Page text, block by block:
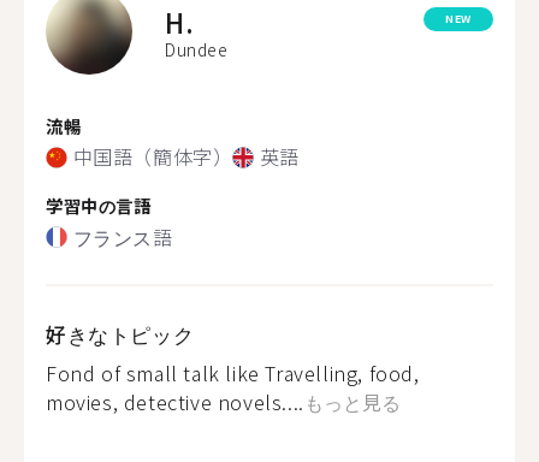
H.
Dundee
NEW
流暢
中国語（簡体字） 英語
学習中の言語
フランス語
好きなトピック
Fond of small talk like Travelling, food,
movies, detective novels.... もっと見る